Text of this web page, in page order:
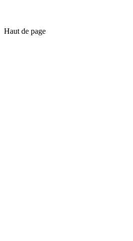
Haut de page